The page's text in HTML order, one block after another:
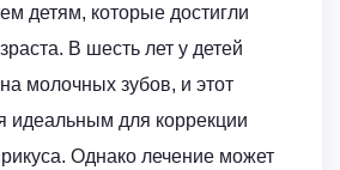
детям, которые достигли
В шесть лет у детей
молочных зубов, и этот
идеальным для коррекции
Однако лечение может